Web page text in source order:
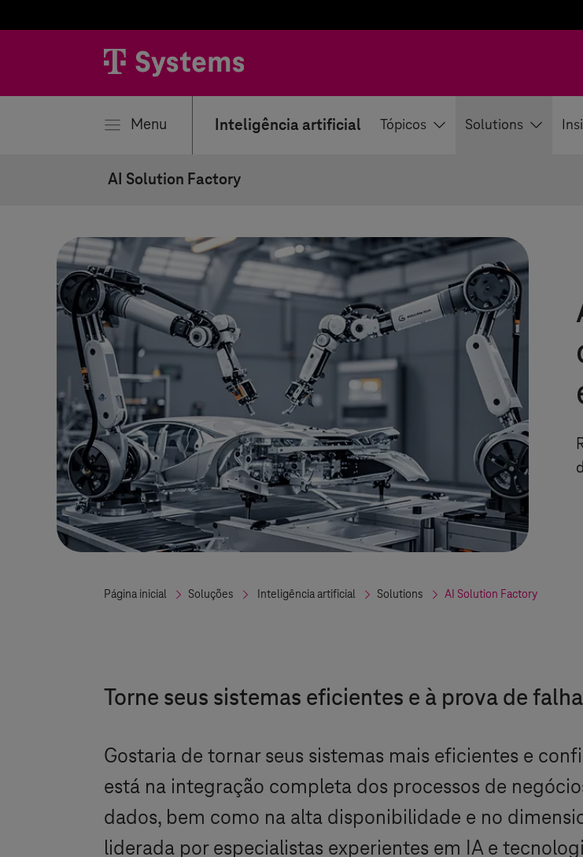
Menu Inteligência artificial Tópicos Solutions
AI Solution Factory
Página inicial Soluções Inteligência artificial Solutions AI Solution Factory
Torne seus sistemas eficientes e à prova de
Gostaria de tornar seus sistemas mais eficientes e
está na integração completa dos processos de
dados, bem como na alta disponibilidade e no
liderada por especialistas experientes em IA e